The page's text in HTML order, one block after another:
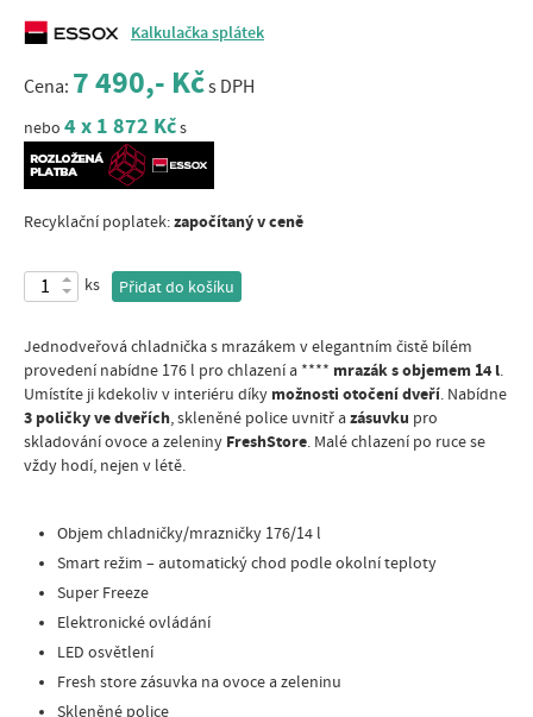
Kalkulačka splátek
Cena: 7 490,- Kčs DPH
nebo 4 x 1 872 Kčs
Recyklační poplatek:započítaný v ceně
ks Přidat do košíku
Jednodveřová chladnička s mrazákem v elegantním čistě bílém
provedení nabídne 176 l pro chlazení a **** mrazák s objemem 14 l.
Umístíte ji kdekoliv v interiéru díky možnosti otočení dveří. Nabídne
3 poličky ve dveřích, skleněné police uvnitř azásuvku pro
skladování ovoce a zeleniny FreshStore. Malé chlazení po ruce se
vždy hodí, nejen v létě.
Objem chladničky/mrazničky 176/14 l
Smart režim – automatický chod podle okolní teploty
Super Freeze
Elektronické ovládání
LED osvětlení
Fresh store zásuvka na ovoce a zeleninu
Skleněné police